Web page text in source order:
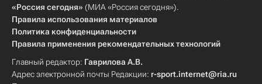
«Россия сегодня» (МИА «Россия сегодня»).
Правила использования материалов
Политика конфиденциальности
Правила применения рекомендательных технологий
Главный редактор: Гаврилова А.В.
Адрес электронной почты Редакции: r-sport.internet@ria.ru